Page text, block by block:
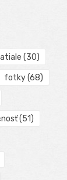
(30)
fotky(68)
(51)